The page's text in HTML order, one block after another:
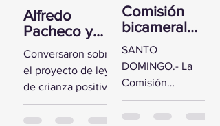
Alfredo
Pacheco y
comisión de
diputados
reciben a la
Primera
Dama
Conversaron sobre
el proyecto de ley
de crianza positiva
SANTO
DOMINGO.- El
Comisión
bicameral
inicia hoy el
estudio del
Presupuesto
General del
Estado 2024
SANTO
DOMINGO.- La
Comisión
Bicameral Especial
iniciará hoy los